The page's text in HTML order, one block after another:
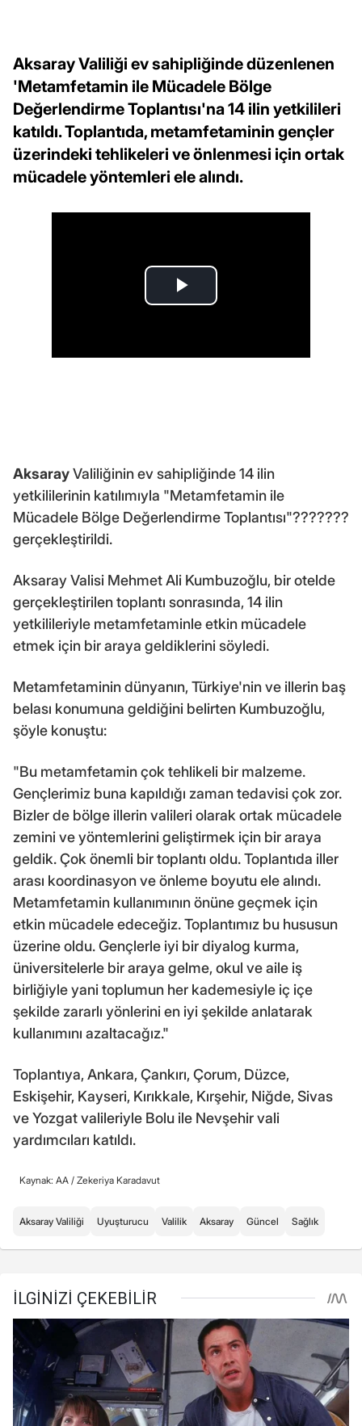
Aksaray Valiliği ev sahipliğinde düzenlenen
'Metamfetamin ile Mücadele Bölge
Değerlendirme Toplantısı'na 14 ilin yetkilileri
katıldı. Toplantıda, metamfetaminin gençler
üzerindeki tehlikeleri ve önlenmesi için ortak
mücadele yöntemleri ele alındı.
AksarayValiliğinin ev sahipliğinde 14 ilin
yetkililerinin katılımıyla "Metamfetamin ile
Mücadele Bölge Değerlendirme Toplantısı"???????
gerçekleştirildi.
Aksaray Valisi Mehmet Ali Kumbuzoğlu, bir otelde
gerçekleştirilen toplantı sonrasında, 14 ilin
yetkilileriyle metamfetaminle etkin mücadele
etmek için bir araya geldiklerini söyledi.
Metamfetaminin dünyanın, Türkiye'nin ve illerin baş
belası konumuna geldiğini belirten Kumbuzoğlu,
şöyle konuştu:
"Bu metamfetamin çok tehlikeli bir malzeme.
Gençlerimiz buna kapıldığı zaman tedavisi çok zor.
Bizler de bölge illerin valileri olarak ortak mücadele
zemini ve yöntemlerini geliştirmek için bir araya
geldik. Çok önemli bir toplantı oldu. Toplantıda iller
arası koordinasyon ve önleme boyutu ele alındı.
Metamfetamin kullanımının önüne geçmek için
etkin mücadele edeceğiz. Toplantımız bu hususun
üzerine oldu. Gençlerle iyi bir diyalog kurma,
üniversitelerle bir araya gelme, okul ve aile iş
birliğiyle yani toplumun her kademesiyle iç içe
şekilde zararlı yönlerini en iyi şekilde anlatarak
kullanımını azaltacağız."
Toplantıya, Ankara, Çankırı, Çorum, Düzce,
Eskişehir, Kayseri, Kırıkkale, Kırşehir, Niğde, Sivas
ve Yozgat valileriyle Bolu ile Nevşehir vali
yardımcıları katıldı.
Kaynak: AA / Zekeriya Karadavut
Aksaray Valiliği Uyuşturucu Valilik Aksaray Güncel Sağlık